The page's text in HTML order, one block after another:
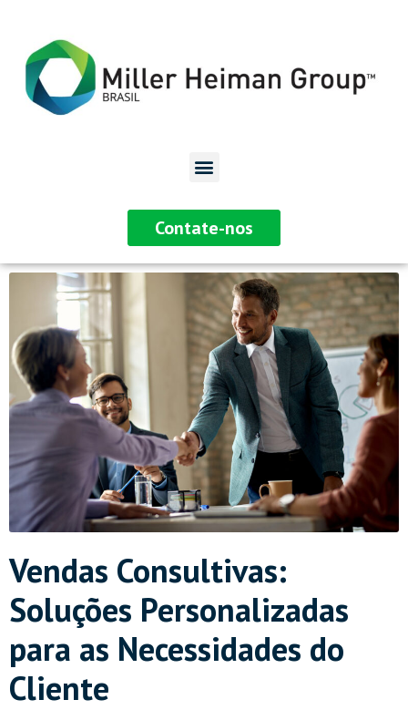
Contate-nos
Vendas Consultivas:
Soluções Personalizadas
para as Necessidades do
Cliente